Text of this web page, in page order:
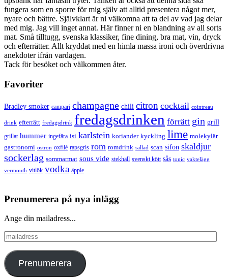
fungera som en sporre för mig själv att alltid presentera något mer,
nyare och bättre. Självklart är ni välkomna att ta del av vad jag delar
med mig. Jag vill inget annat. Här finner ni en blandning av all sorts
mat. Små tilltugg, svenska klassiker, fine dining, bra mat, vin, dryck
och efterrätter. Allt kryddat med en himla massa ironi och överdrivna
anekdoter ifrån vardagen.
Tack för besöket och välkommen åter.
Favoriter
Bradley smoker campari champagne chili citron cocktail cointreau
drink efterrätt fredagsdrink fredagsdrinken förrätt gin grill
grillat hummer ingefära isi karlstein koriander kyckling lime molekylär
gastronomi ostron oxfilé rapsgris rom romdrink sallad scan sifon skaldjur
sockerlag sommarmat sous vide stekhäll svenskt kött sås tonic vaktelägg
vermouth vitlök vodka äpple
Prenumerera på nya inlägg
Ange din mailadress...
mailadress
Prenumerera